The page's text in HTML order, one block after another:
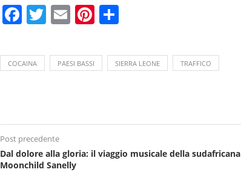
Facebook
Twitter
EmailPinterest
COCAINA PAESI BASSI SIERRA LEONE TRAFFICO
Post precedente
Dal dolore alla gloria: il viaggio musicale della sudafricana
Moonchild Sanelly